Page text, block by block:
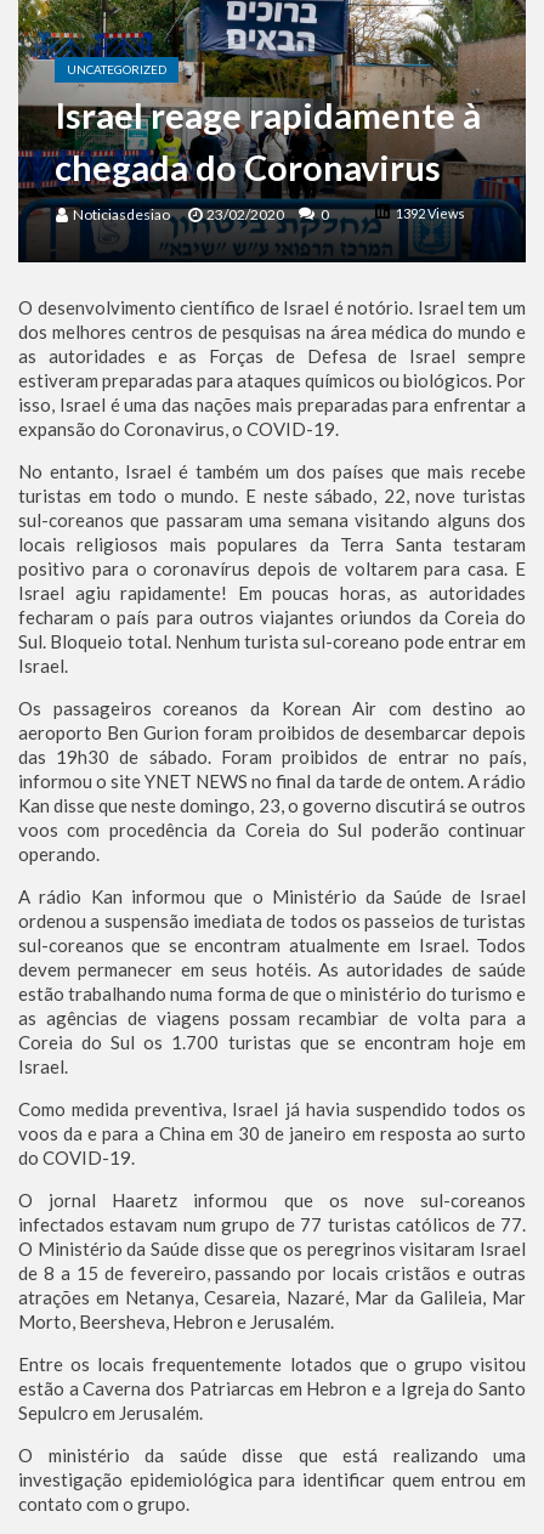
Benjamin Netanyahu faz discurso impactante no Congresso da JNS 2026
UNCATEGORIZED
Israel reage rapidamente à
chegada do Coronavirus
Noticiasdesiao 23/02/2020 1392 Views
0
O desenvolvimento científico de Israel é notório. Israel tem um
dos melhores centros de pesquisas na área médica do mundo e
as autoridades e as Forças de Defesa de Israel sempre
estiveram preparadas para ataques químicos ou biológicos. Por
isso, Israel é uma das nações mais preparadas para enfrentar a
expansão do Coronavirus, o COVID-19.
No entanto, Israel é também um dos países que mais recebe
turistas em todo o mundo. E neste sábado, 22, nove turistas
sul-coreanos que passaram uma semana visitando alguns dos
locais religiosos mais populares da Terra Santa testaram
positivo para o coronavírus depois de voltarem para casa. E
Israel agiu rapidamente! Em poucas horas, as autoridades
fecharam o país para outros viajantes oriundos da Coreia do
Sul. Bloqueio total. Nenhum turista sul-coreano pode entrar em
Israel.
Os passageiros coreanos da Korean Air com destino ao
aeroporto Ben Gurion foram proibidos de desembarcar depois
das 19h30 de sábado. Foram proibidos de entrar no país,
informou o site YNET NEWS no final da tarde de ontem. A rádio
Kan disse que neste domingo, 23, o governo discutirá se outros
voos com procedência da Coreia do Sul poderão continuar
operando.
A rádio Kan informou que o Ministério da Saúde de Israel
ordenou a suspensão imediata de todos os passeios de turistas
sul-coreanos que se encontram atualmente em Israel. Todos
devem permanecer em seus hotéis. As autoridades de saúde
estão trabalhando numa forma de que o ministério do turismo e
as agências de viagens possam recambiar de volta para a
Coreia do Sul os 1.700 turistas que se encontram hoje em
Israel.
Como medida preventiva, Israel já havia suspendido todos os
voos da e para a China em 30 de janeiro em resposta ao surto
do COVID-19.
O jornal Haaretz informou que os nove sul-coreanos
infectados estavam num grupo de 77 turistas católicos de 77.
O Ministério da Saúde disse que os peregrinos visitaram Israel
de 8 a 15 de fevereiro, passando por locais cristãos e outras
atrações em Netanya, Cesareia, Nazaré, Mar da Galileia, Mar
Morto, Beersheva, Hebron e Jerusalém.
Entre os locais frequentemente lotados que o grupo visitou
estão a Caverna dos Patriarcas em Hebron e a Igreja do Santo
Sepulcro em Jerusalém.
O ministério da saúde disse que está realizando uma
investigação epidemiológica para identificar quem entrou em
contato com o grupo.